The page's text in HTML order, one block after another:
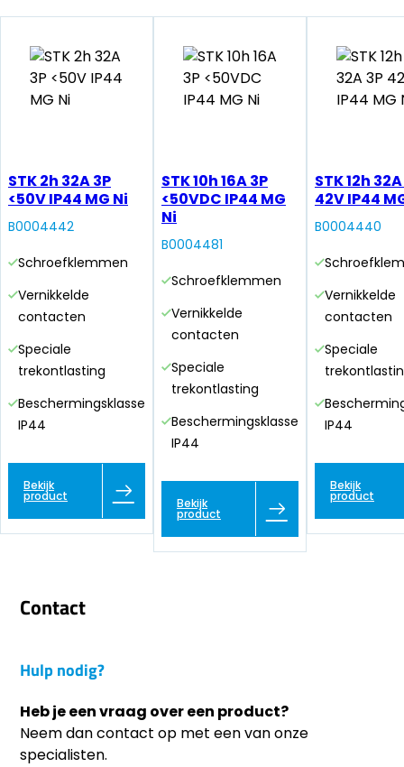
STK 2h 32A 3P
<50V IP44 MG Ni
B0004442
Schroefklemmen
Vernikkelde
contacten
Speciale
trekontlasting
Beschermingsklasse
IP44
Bekijk
product
STK 10h 16A 3P
<50VDC IP44 MG
Ni
B0004481
Schroefklemmen
Vernikkelde
contacten
Speciale
trekontlasting
Beschermingsklasse
IP44
Bekijk
product
STK 12h
42V IP44
B0004440
Vernikkelde
contacten
Speciale
IP44
Bekijk
product
Contact
Hulp nodig?
Heb je een vraag over een product?
Neem dan contact op met een van onze
specialisten.